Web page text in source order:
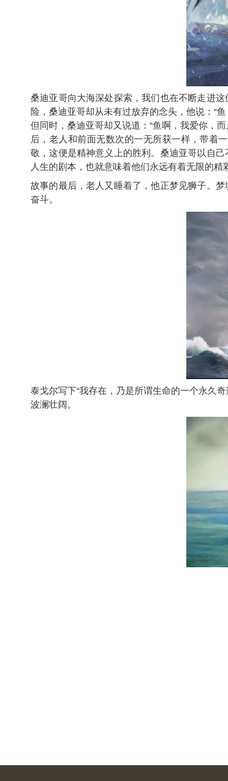
桑迪亚哥向大海深处探索，我们也在不断走进
险，桑迪亚哥却从未有过放弃的念头，他说：“
但同时，桑迪亚哥却又说道：“鱼啊，我爱你，
后，老人和前面无数次的一无所获一样，带着
敬，这便是精神意义上的胜利。桑迪亚哥以自
人生的剧本，也就意味着他们永远有着无限的精
故事的最后，老人又睡着了，他正梦见狮子。
奋斗。
泰戈尔写下“我存在，乃是所谓生命的一个永久
波澜壮阔。